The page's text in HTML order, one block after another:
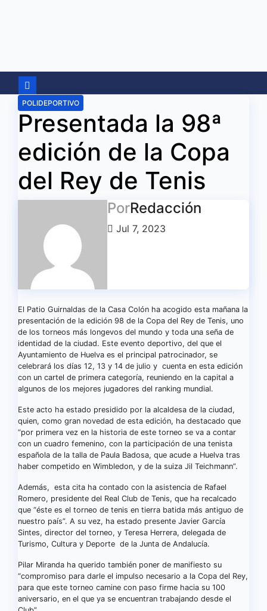
POLIDEPORTIVO
Presentada la 98ª
edición de la Copa
del Rey de Tenis
PorRedacción
Jul 7, 2023
El Patio Guirnaldas de la Casa Colón ha acogido esta mañana la
presentación de la edición 98 de la Copa del Rey de Tenis, uno
de los torneos más longevos del mundo y toda una seña de
identidad de la ciudad. Este evento deportivo, del que el
Ayuntamiento de Huelva es el principal patrocinador, se
celebrará los días 12, 13 y 14 de julio y cuenta en esta edición
con un cartel de primera categoría, reuniendo en la capital a
algunos de los mejores jugadores del ranking mundial.
Este acto ha estado presidido por la alcaldesa de la ciudad,
quien, como gran novedad de esta edición, ha destacado que
“por primera vez en la historia de este torneo se va a contar
con un cuadro femenino, con la participación de una tenista
española de la talla de Paula Badosa, que acude a Huelva tras
haber competido en Wimbledon, y de la suiza Jil Teichmann”.
Además, esta cita ha contado con la asistencia de Rafael
Romero, presidente del Real Club de Tenis, que ha recalcado
que “éste es el torneo de tenis en tierra batida más antiguo de
nuestro país”. A su vez, ha estado presente Javier García
Sintes, director del torneo, y Teresa Herrera, delegada de
Turismo, Cultura y Deporte de la Junta de Andalucía.
Pilar Miranda ha querido también poner de manifiesto su
“compromiso para darle el impulso necesario a la Copa del Rey,
para que este torneo camine con paso firme hacia su 100
aniversario, en el que ya se encuentran trabajando desde el